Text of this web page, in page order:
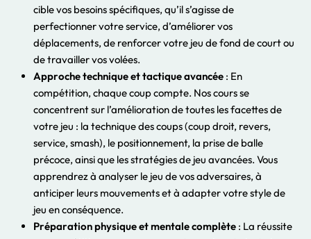
cible vos besoins spécifiques, qu’il s’agisse de
perfectionner votre service, d’améliorer vos
déplacements, de renforcer votre jeu de fond de court ou
de travailler vos volées.
Approche technique et tactique avancée : En
compétition, chaque coup compte. Nos cours se
concentrent sur l’amélioration de toutes les facettes de
votre jeu : la technique des coups (coup droit, revers,
service, smash), le positionnement, la prise de balle
précoce, ainsi que les stratégies de jeu avancées. Vous
apprendrez à analyser le jeu de vos adversaires, à
anticiper leurs mouvements et à adapter votre style de
jeu en conséquence.
Préparation physique et mentale complète : La réussite